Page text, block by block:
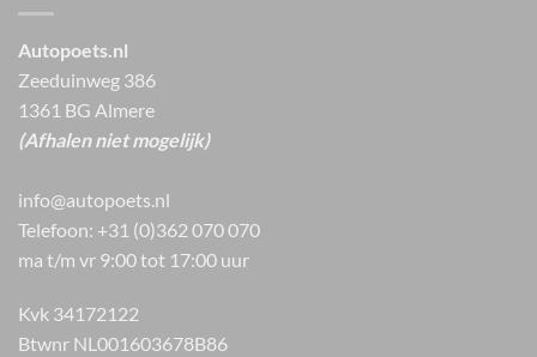
Autopoets.nl
Zeeduinweg 386
1361 BG Almere
(Afhalen niet mogelijk)
info@autopoets.nl
Telefoon: +31 (0)362 070 070
ma t/m vr 9:00 tot 17:00 uur
Kvk 34172122
Btwnr NL001603678B86